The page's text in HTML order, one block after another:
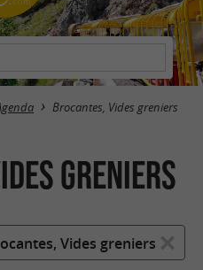
Brocantes, Vides greniers
greniers
Vides greniers